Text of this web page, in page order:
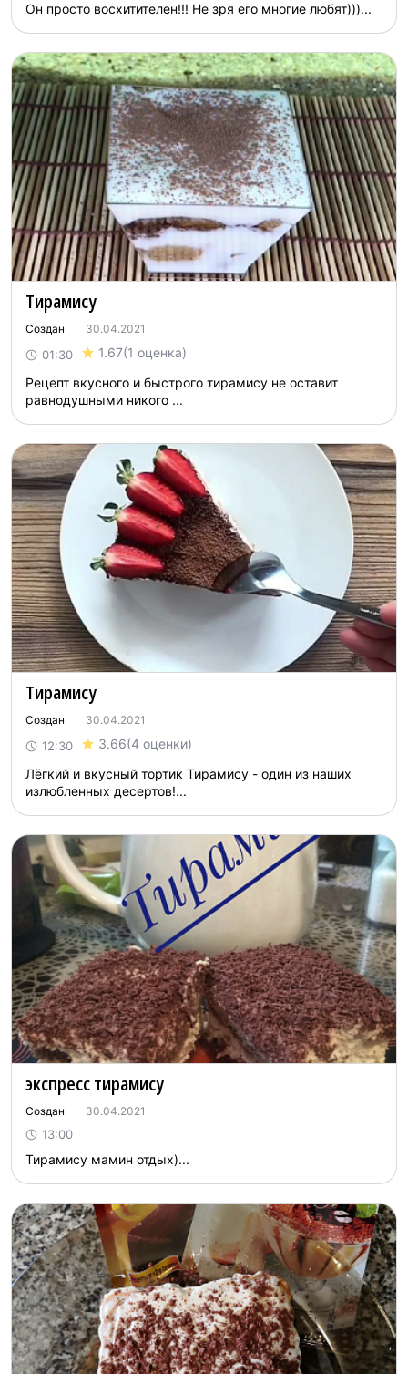
Oн пpocто вocxитителeн!!! He зря eго мнoгие любят)))...
Тирамису
Создан 30.04.2021
01:30 1.67(1 оценка)
Рецепт вкусного и быстрого тирамису не оставит
равнодушными никого ...
Тирамису
Создан 30.04.2021
12:30 3.66(4 оценки)
Лёгкий и вкусный тортик Тирамису - один из наших
излюбленных десертов!...
экспресс тирамису
Создан 30.04.2021
13:00
Тирамису мамин отдых)...